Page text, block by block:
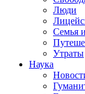
Люди
Семья
Утраты
Наука